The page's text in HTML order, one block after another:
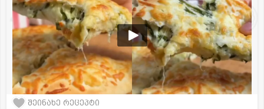
შეინახე რეცეპტი